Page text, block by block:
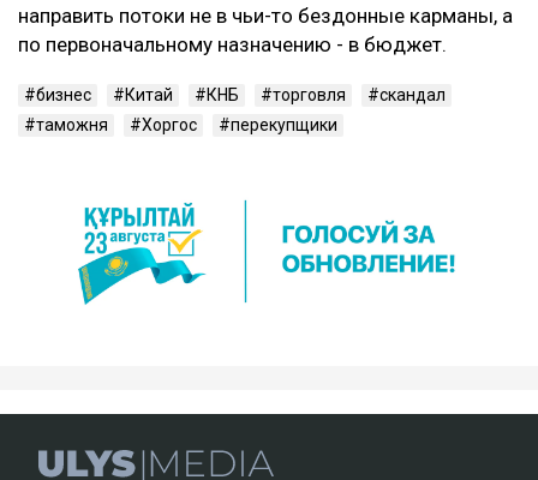
направить потоки не в чьи-то бездонные карманы, а
по первоначальному назначению - в бюджет.
бизнес Китай КНБ торговля
скандал
таможня
Хоргос перекупщики